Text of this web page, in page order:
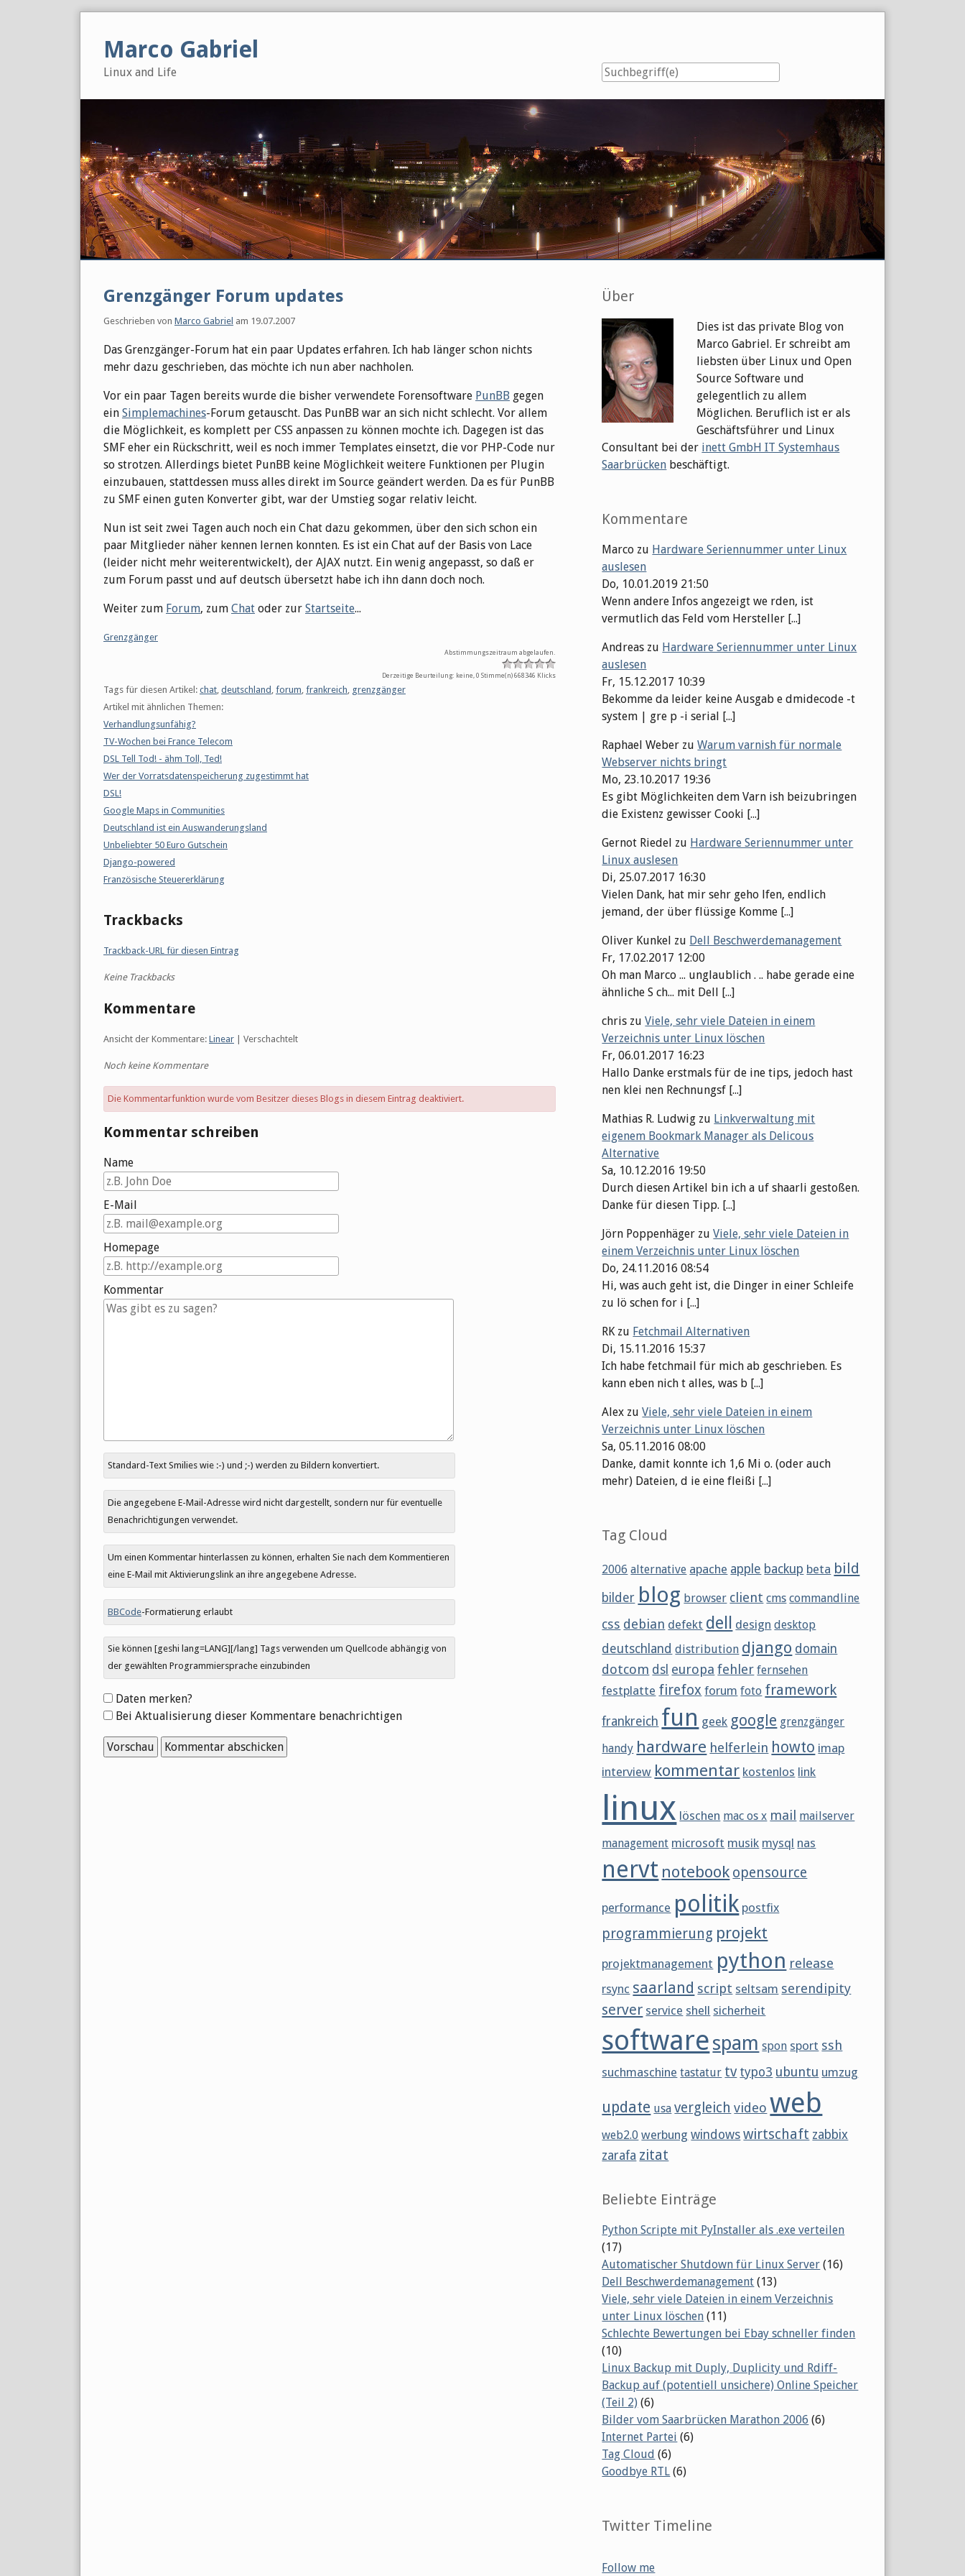
Marco Gabriel
Linux and Life
Grenzgänger Forum updates
Geschrieben von Marco Gabriel am 19.07.2007
Das Grenzgänger-Forum hat ein paar Updates erfahren. Ich hab länger schon nichts
mehr dazu geschrieben, das möchte ich nun aber nachholen.
Vor ein paar Tagen bereits wurde die bisher verwendete Forensoftware PunBB gegen
ein Simplemachines-Forum getauscht. Das PunBB war an sich nicht schlecht. Vor allem
die Möglichkeit, es komplett per CSS anpassen zu können mochte ich. Dagegen ist das
SMF eher ein Rückschritt, weil es noch immer Templates einsetzt, die vor PHP-Code nur
so strotzen. Allerdings bietet PunBB keine Möglichkeit weitere Funktionen per Plugin
einzubauen, stattdessen muss alles direkt im Source geändert werden. Da es für PunBB
zu SMF einen guten Konverter gibt, war der Umstieg sogar relativ leicht.
Nun ist seit zwei Tagen auch noch ein Chat dazu gekommen, über den sich schon ein
paar Mitglieder näher kennen lernen konnten. Es ist ein Chat auf der Basis von Lace
(leider nicht mehr weiterentwickelt), der AJAX nutzt. Ein wenig angepasst, so daß er
zum Forum passt und auf deutsch übersetzt habe ich ihn dann doch noch.
Weiter zum Forum, zum Chat oder zur Startseite...
Kategorien:
Grenzgänger
Abstimmungszeitraum abgelaufen.
Derzeitige Beurteilung: keine, 0 Stimme(n)668346 Klicks
Tags für diesen Artikel: chat deutschland forum frankreich grenzgänger
Artikel mit ähnlichen Themen:
Verhandlungsunfähig?
TV-Wochen bei France Telecom
DSL Tell Tod! - ähm Toll, Ted!
Wer der Vorratsdatenspeicherung zugestimmt hat
DSL!
Google Maps in Communities
Deutschland ist ein Auswanderungsland
Unbeliebter 50 Euro Gutschein
Django-powered
Französische Steuererklärung
Trackbacks
Trackback-URL für diesen Eintrag
Keine Trackbacks
Kommentare
Ansicht der Kommentare: Linear | Verschachtelt
Noch keine Kommentare
Die Kommentarfunktion wurde vom Besitzer dieses Blogs in diesem Eintrag deaktiviert.
Kommentar schreiben
Name
E-Mail
Homepage
Kommentar
Antwort
zu
Standard-Text Smilies wie :-) und ;-) werden zu Bildern konvertiert.
Die angegebene E-Mail-Adresse wird nicht dargestellt, sondern nur für eventuelle
Benachrichtigungen verwendet.
Um einen Kommentar hinterlassen zu können, erhalten Sie nach dem Kommentieren
eine E-Mail mit Aktivierungslink an ihre angegebene Adresse.
BBCode-Formatierung erlaubt
Sie können [geshi lang=LANG][/lang] Tags verwenden um Quellcode abhängig von
der gewählten Programmiersprache einzubinden
Formular-
Optionen
Daten merken?
Bei Aktualisierung dieser Kommentare benachrichtigen
Seitenleiste
Über
Dies ist das private Blog von
Marco Gabriel. Er schreibt am
liebsten über Linux und Open
Source Software und
gelegentlich zu allem
Möglichen. Beruflich ist er als
Geschäftsführer und Linux
Consultant bei der inett GmbH IT Systemhaus
Saarbrücken beschäftigt.
Kommentare
Marco zu Hardware Seriennummer unter Linux
auslesen
Do, 10.01.2019 21:50
Wenn andere Infos angezeigt we rden, ist
vermutlich das Feld vom Hersteller [...]
Andreas zu Hardware Seriennummer unter Linux
auslesen
Fr, 15.12.2017 10:39
Bekomme da leider keine Ausgab e dmidecode -t
system | gre p -i serial [...]
Raphael Weber zuWarum varnish für normale
Webserver nichts bringt
Mo, 23.10.2017 19:36
Es gibt Möglichkeiten dem Varn ish beizubringen
die Existenz gewisser Cooki [...]
Gernot Riedel zu Hardware Seriennummer unter
Linux auslesen
Di, 25.07.2017 16:30
Vielen Dank, hat mir sehr geho lfen, endlich
jemand, der über flüssige Komme [...]
Oliver Kunkel zu Dell Beschwerdemanagement
Fr, 17.02.2017 12:00
Oh man Marco ... unglaublich . .. habe gerade eine
ähnliche S ch... mit Dell [...]
chris zuViele, sehr viele Dateien in einem
Verzeichnis unter Linux löschen
Fr, 06.01.2017 16:23
Hallo Danke erstmals für de ine tips, jedoch hast
nen klei nen Rechnungsf [...]
Mathias R. Ludwig zu Linkverwaltung mit
eigenem Bookmark Manager als Delicous
Alternative
Sa, 10.12.2016 19:50
Durch diesen Artikel bin ich a uf shaarli gestoßen.
Danke für diesen Tipp. [...]
Jörn Poppenhäger zuViele, sehr viele Dateien in
einem Verzeichnis unter Linux löschen
Do, 24.11.2016 08:54
Hi, was auch geht ist, die Dinger in einer Schleife
zu lö schen for i [...]
RK zu Fetchmail Alternativen
Di, 15.11.2016 15:37
Ich habe fetchmail für mich ab geschrieben. Es
kann eben nich t alles, was b [...]
Alex zuViele, sehr viele Dateien in einem
Verzeichnis unter Linux löschen
Sa, 05.11.2016 08:00
Danke, damit konnte ich 1,6 Mi o. (oder auch
mehr) Dateien, d ie eine fleißi [...]
Tag Cloud
2006 alternative apache apple backup beta bild
bilder blog browser client cms commandline
css debian defekt dell design desktop
deutschland distribution django domain
dotcom dsl europa fehler fernsehen
festplatte firefox forum foto framework
frankreich fun geek google grenzgänger
handy hardware helferlein howto imap
interview kommentar kostenlos link
linux löschen mac os x mail mailserver
management microsoft musik mysql nas
nervt notebook opensource
performance politik postfix
programmierung projekt
projektmanagement python release
rsync saarland script seltsam serendipity
server service shell sicherheit
softwarespam spon sport ssh
suchmaschine tastatur tv typo3 ubuntu umzug
update usa vergleich video web
web2.0 werbung windows wirtschaft zabbix
zarafa zitat
Beliebte Einträge
Python Scripte mit PyInstaller als .exe verteilen
(17)
Automatischer Shutdown für Linux Server (16)
Dell Beschwerdemanagement (13)
Viele, sehr viele Dateien in einem Verzeichnis
unter Linux löschen (11)
Schlechte Bewertungen bei Ebay schneller finden
(10)
Linux Backup mit Duply, Duplicity und Rdiff-
Backup auf (potentiell unsichere) Online Speicher
(Teil 2) (6)
Bilder vom Saarbrücken Marathon 2006 (6)
Internet Partei (6)
Tag Cloud (6)
Goodbye RTL (6)
Twitter Timeline
Follow me